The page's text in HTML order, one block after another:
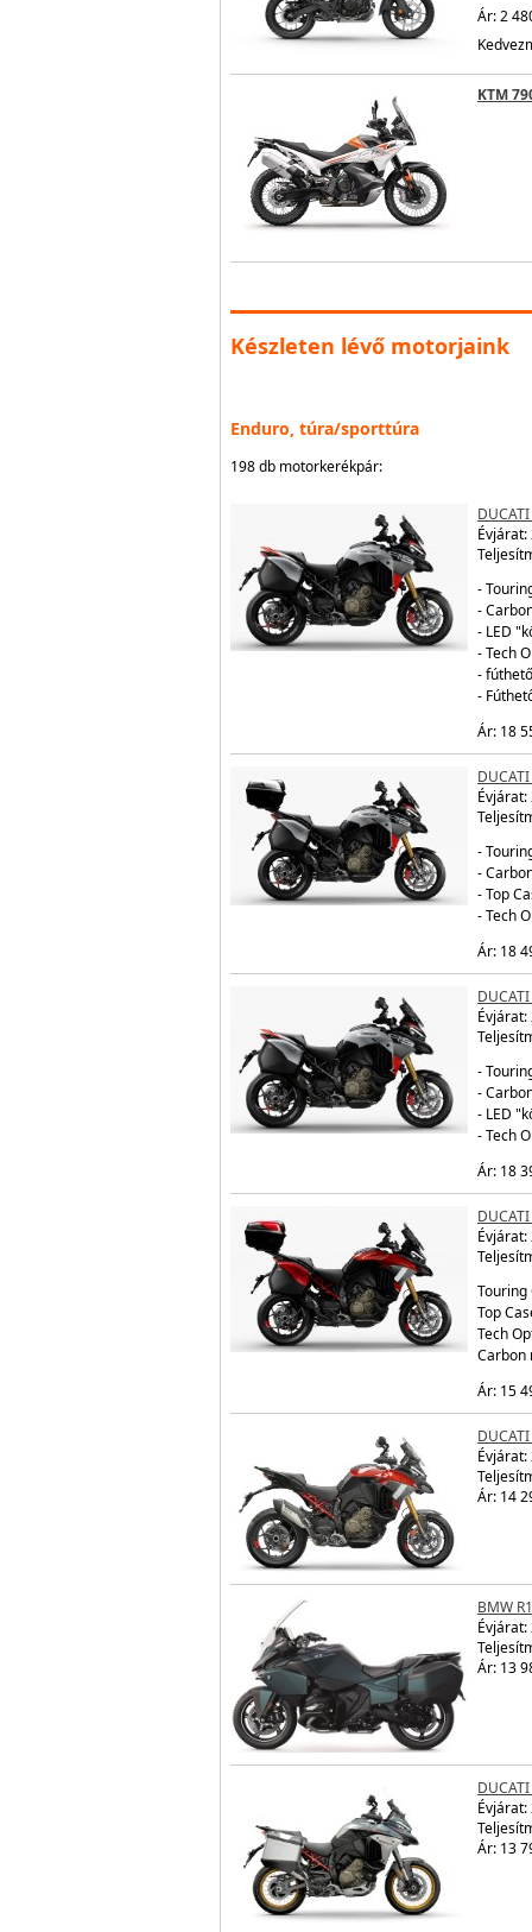
Ár: 2
KTM
Készleten lévő motorjaink
Enduro, túra/sporttúra
198 db motorkerékpár:
Évjárat:
-
-
- LED
- Tech
-
-
Ár: 18
Évjárat:
-
-
- Top
- Tech
Ár: 18
Évjárat:
-
-
- LED
- Tech
Ár: 18
Évjárat:
Touring
Top
Tech
Carbon
Ár: 15
Évjárat:
Ár: 14
BMW
Évjárat:
Ár: 13
Évjárat:
Ár: 13